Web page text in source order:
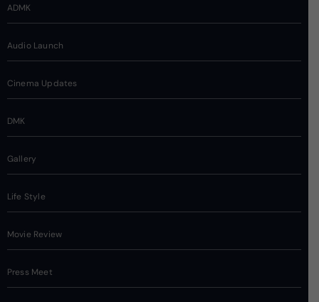
ADMK
Audio Launch
Cinema Updates
DMK
Gallery
Life Style
Movie Review
Press Meet